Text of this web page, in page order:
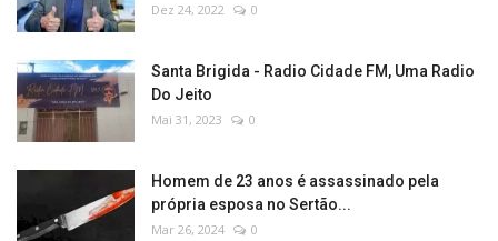
Dez 24, 2022 0
Santa Brigida - Radio Cidade FM, Uma Radio
Do Jeito
Mai 31, 2023 0
Homem de 23 anos é assassinado pela
própria esposa no Sertão...
Mar 26, 2024 0